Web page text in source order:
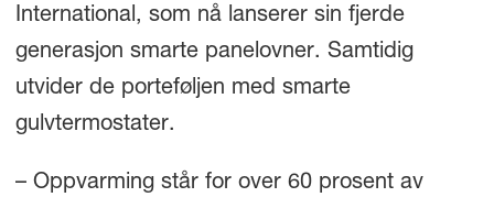
International, som nå lanserer sin fjerde
generasjon smarte panelovner. Samtidig
utvider de porteføljen med smarte
gulvtermostater.
– Oppvarming står for over 60 prosent av